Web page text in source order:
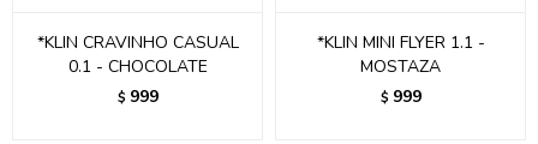
*KLIN CRAVINHO CASUAL
0.1 - CHOCOLATE
$ 999
*KLIN MINI FLYER 1.1 -
MOSTAZA
$ 999